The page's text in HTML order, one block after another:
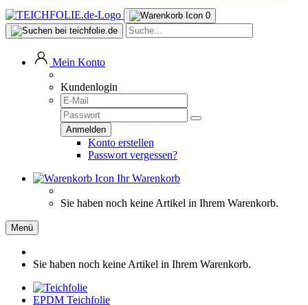
0
Mein Konto
Kundenlogin
Konto erstellen
Passwort vergessen?
Ihr Warenkorb
Sie haben noch keine Artikel in Ihrem Warenkorb.
Menü
Sie haben noch keine Artikel in Ihrem Warenkorb.
EPDM Teichfolie